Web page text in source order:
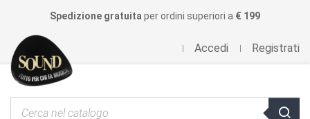
Spedizione gratuita per ordini superiori a € 199
Accedi Registrati